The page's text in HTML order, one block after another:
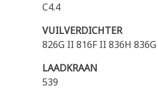
C4.4
VUILVERDICHTER
826G II 816F II 836H
LAADKRAAN
539